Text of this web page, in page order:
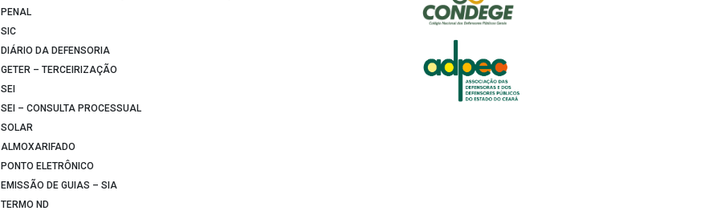
PENAL
SIC
DIÁRIO DA DEFENSORIA
GETER – TERCEIRIZAÇÃO
SEI
SEI – CONSULTA PROCESSUAL
SOLAR
ALMOXARIFADO
PONTO ELETRÔNICO
EMISSÃO DE GUIAS – SIA
TERMO ND